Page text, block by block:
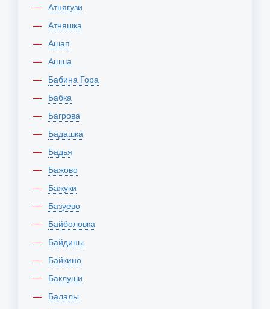
Атнягузи
Атняшка
Ашап
Ашша
Бабина Гора
Бабка
Багрова
Бадашка
Бадья
Бажово
Бажуки
Базуево
Байболовка
Байдины
Байкино
Баклуши
Балалы